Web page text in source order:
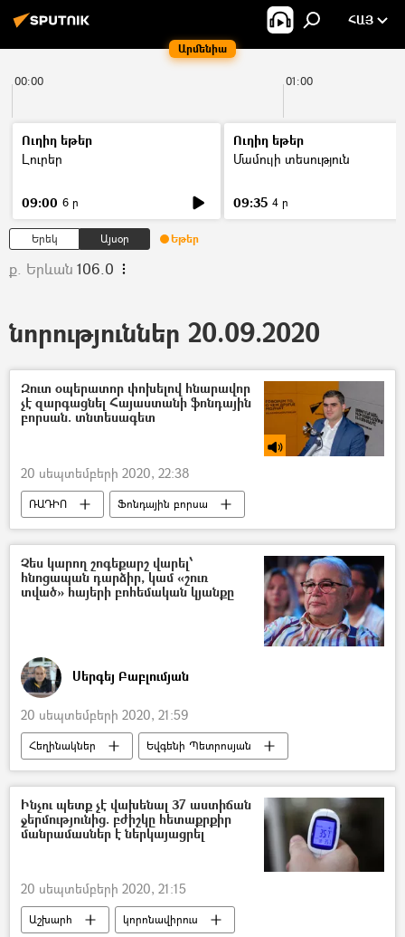
Արմենիա
ՀԱՅ
00:00 01:00
Ուղիղ եթեր
Լուրեր
09:00 6 ր
Ուղիղ եթեր
Մամուլի տեսություն
09:35 4 ր
Երեկ Այսօր Եթեր
ք. Երևան 106.0
նորություններ 20.09.2020
Զուտ օպերատոր փոխելով հնարավոր
չէ զարգացնել Հայաստանի ֆոնդային
բորսան. տնտեսագետ
20 սեպտեմբերի 2020, 22:38
ՌԱԴԻՈ
Ֆոնդային բորսա
Կենտրոնական բանկ (ԿԲ)
բիզնես
Չես կարող շոգեքարշ վարել՝
հնոցապան դարձիր, կամ «շուռ
տված» հայերի բոհեմական կյանքը
Սերգեյ Բաբլումյան
20 սեպտեմբերի 2020, 21:59
Հեղինակներ
Եվգենի Պետրոսյան
Լանզարոտեի կոնվենցիա
Ինչու պետք չէ վախենալ 37 աստիճան
ջերմությունից. բժիշկը հետաքրքիր
մանրամասներ է ներկայացրել
20 սեպտեմբերի 2020, 21:15
Աշխարհ
կորոնավիրուս